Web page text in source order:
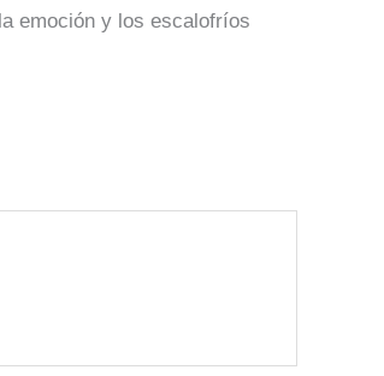
emoción y los escalofríos